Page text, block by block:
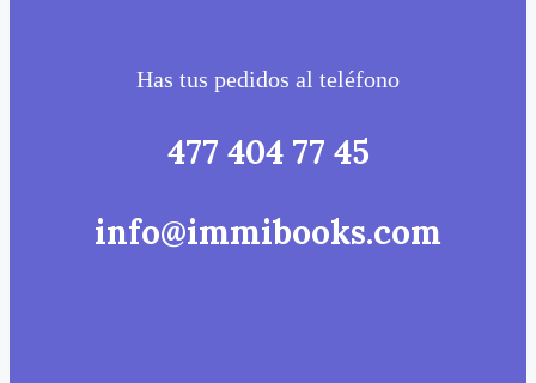
Has tus pedidos al teléfono
477 404 77 45
info@immibooks.com